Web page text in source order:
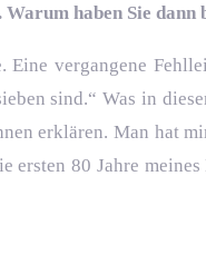
haben Sie dann
vergangene
sind.“ Was in
erklären. Man hat
80 Jahre